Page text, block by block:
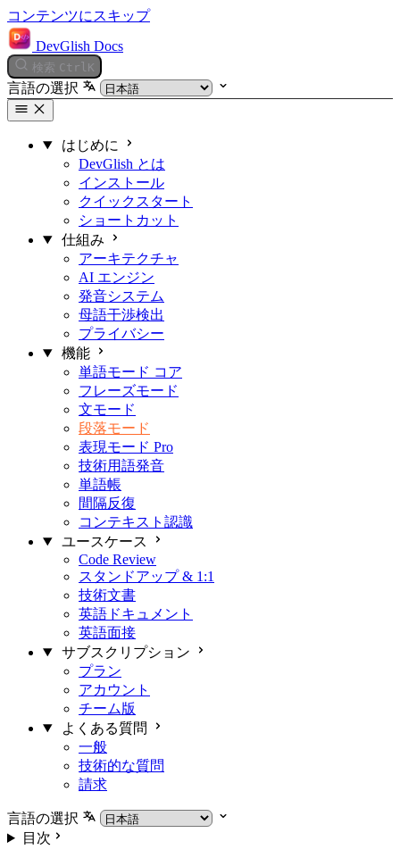
コンテンツにスキップ
DevGlish Docs
検索 Ctrl K
言語の選択
はじめに
DevGlish とは
インストール
クイックスタート
ショートカット
仕組み
アーキテクチャ
AI エンジン
発音システム
母語干渉検出
プライバシー
機能
単語モード コア
フレーズモード
文モード
段落モード
表現モード Pro
技術用語発音
単語帳
間隔反復
コンテキスト認識
ユースケース
Code Review
スタンドアップ & 1:1
技術文書
英語ドキュメント
英語面接
サブスクリプション
プラン
アカウント
チーム版
よくある質問
一般
技術的な質問
請求
言語の選択
目次